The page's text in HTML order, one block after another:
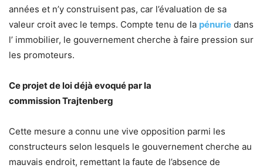
années et n’y construisent pas, car l’évaluation de sa
valeur croit avec le temps. Compte tenu de la pénurie dans
l’ immobilier, le gouvernement cherche à faire pression sur
les promoteurs.
Ce projet de loi déjà evoqué par la
commission Trajtenberg
Cette mesure a connu une vive opposition parmi les
constructeurs selon lesquels le gouvernement cherche au
mauvais endroit, remettant la faute de l’absence de